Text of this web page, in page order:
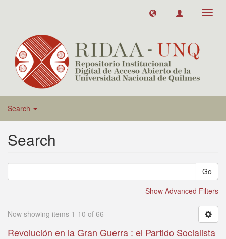
Search
Search
Go
Show Advanced Filters
Now showing items 1-10 of 66
Revolución en la Gran Guerra : el Partido Socialista